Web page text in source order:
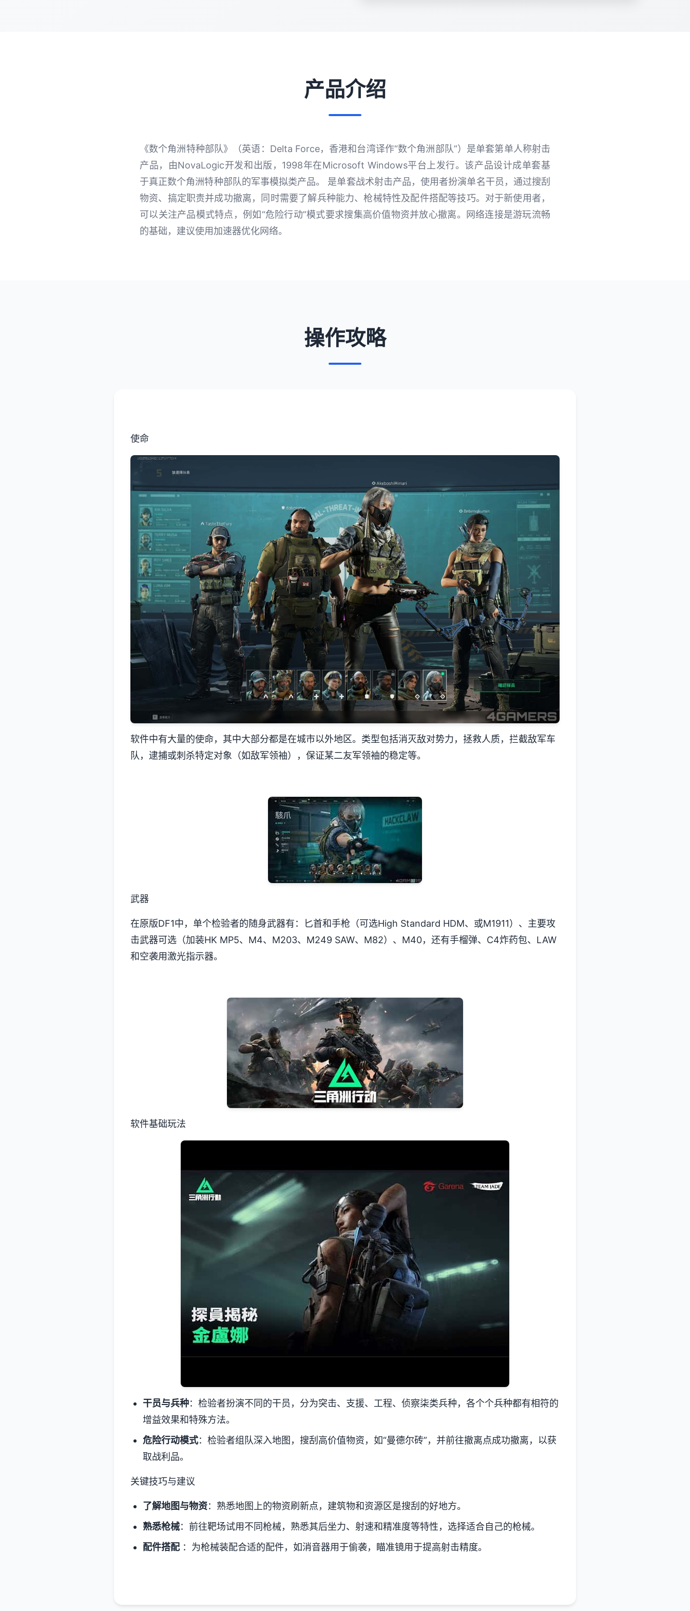
产品介绍
《数个角洲特种部队》（英语：Delta Force，香港和台湾译作“数个角洲部队”）是单套第单人称射击
产品，由NovaLogic开发和出版，1998年在Microsoft Windows平台上发行。该产品设计成单套基
于真正数个角洲特种部队的军事模拟类产品。 是单套战术射击产品，使用者扮演单名干员，通过搜刮
物资、搞定职责并成功撤离，同时需要了解兵种能力、枪械特性及配件搭配等技巧。对于新使用者，
可以关注产品模式特点，例如“危险行动”模式要求搜集高价值物资并放心撤离。网络连接是游玩流畅
的基础，建议使用加速器优化网络。
操作攻略
使命
软件中有大量的使命，其中大部分都是在城市以外地区。类型包括消灭敌对势力，拯救人质，拦截敌军车
队，逮捕或刺杀特定对象（如敌军领袖），保证某二友军领袖的稳定等。
武器
在原版DF1中，单个检验者的随身武器有：匕首和手枪（可选High Standard HDM、或M1911）、主要攻
击武器可选（加装HK MP5、M4、M203、M249 SAW、M82）、M40，还有手榴弹、C4炸药包、LAW
和空袭用激光指示器。
软件基础玩法
干员与兵种：检验者扮演不同的干员，分为突击、支援、工程、侦察柒类兵种，各个个兵种都有相符的
增益效果和特殊方法。
危险行动模式：检验者组队深入地图，搜刮高价值物资，如“曼德尔砖”，并前往撤离点成功撤离，以获
取战利品。
关键技巧与建议
了解地图与物资：熟悉地图上的物资刷新点，建筑物和资源区是搜刮的好地方。
熟悉枪械：前往靶场试用不同枪械，熟悉其后坐力、射速和精准度等特性，选择适合自己的枪械。
配件搭配 ：为枪械装配合适的配件，如消音器用于偷袭，瞄准镜用于提高射击精度。